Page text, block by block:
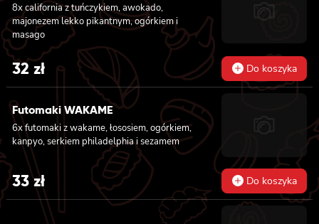
8x california z tuńczykiem, awokado,
majonezem lekko pikantnym, ogórkiem i
masago
32 zł Do koszyka
Futomaki WAKAME
6x futomaki z wakame, łososiem, ogórkiem,
kanpyo, serkiem philadelphia i sezamem
33zł Do koszyka